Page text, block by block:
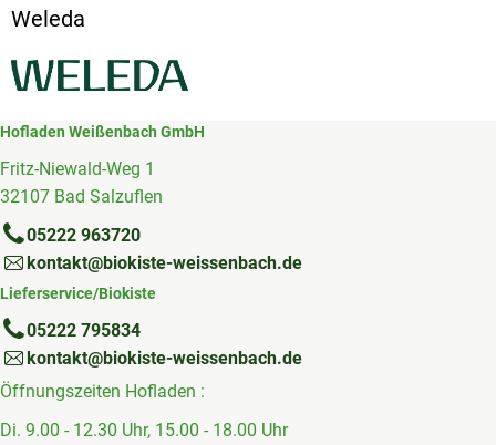
Weleda
Hofladen Weißenbach GmbH
Fritz-Niewald-Weg 1
32107 Bad Salzuflen
05222 963720
kontakt@biokiste-weissenbach.de
Lieferservice/Biokiste
05222 795834
kontakt@biokiste-weissenbach.de
Öffnungszeiten Hofladen :
Di. 9.00 - 12.30 Uhr, 15.00 - 18.00 Uhr